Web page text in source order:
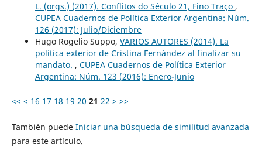
L. (orgs.) (2017). Conflitos do Século 21, Fino Traço ,
CUPEA Cuadernos de Política Exterior Argentina: Núm.
126 (2017): Julio/Diciembre
Hugo Rogelio Suppo, VARIOS AUTORES (2014). La
política exterior de Cristina Fernández al finalizar su
mandato. , CUPEA Cuadernos de Política Exterior
Argentina: Núm. 123 (2016): Enero-Junio
<< < 16 17 18 19 20 21 22 > >>
También puede Iniciar una búsqueda de similitud avanzada
para este artículo.